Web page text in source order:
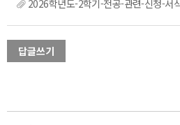
2026학년도-2학기-전공-관련-신청-서
답글쓰기